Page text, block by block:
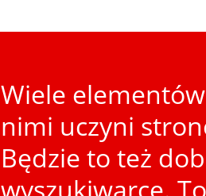
Wiele
nimi uczyni
Będzie to też
wyszukiwarce.